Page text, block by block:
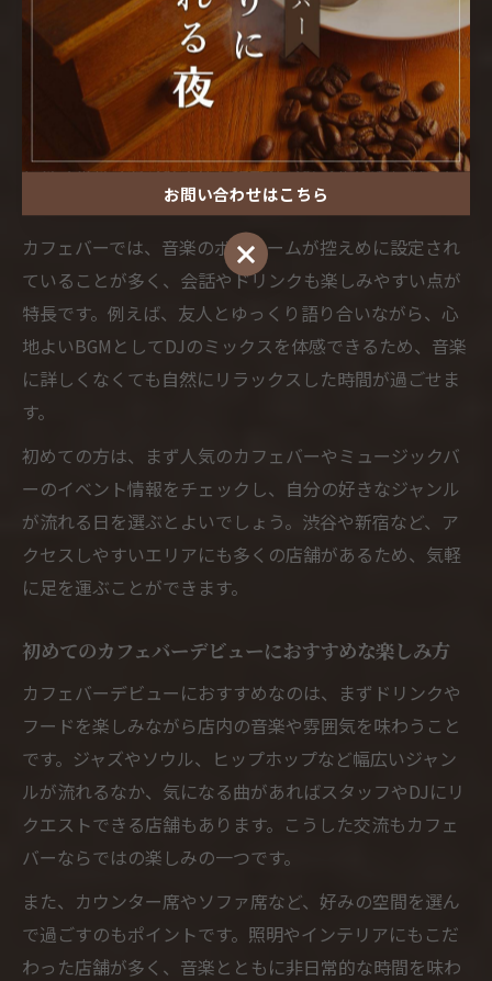
カフェバーでのDJ体験は、初めての方でも気軽に楽しめ
るのが大きな魅力です。クラブのような大音量や独特の
雰囲気に抵抗がある方でも、カフェバーなら落ち着いた
空間で音楽を満喫できます。プロのDJが選曲を担当し、
ヒップホップやジャズなど多彩なジャンルを楽しめるた
め、音楽初心者でも安心して訪れることができます。
カフェバーでは、音楽のボリュームが控えめに設定され
ていることが多く、会話やドリンクも楽しみやすい点が
特長です。例えば、友人とゆっくり語り合いながら、心
地よいBGMとしてDJのミックスを体感できるため、音楽
に詳しくなくても自然にリラックスした時間が過ごせま
す。
初めての方は、まず人気のカフェバーやミュージックバ
ーのイベント情報をチェックし、自分の好きなジャンル
が流れる日を選ぶとよいでしょう。渋谷や新宿など、ア
クセスしやすいエリアにも多くの店舗があるため、気軽
に足を運ぶことができます。
初めてのカフェバーデビューにおすすめな楽しみ方
カフェバーデビューにおすすめなのは、まずドリンクや
フードを楽しみながら店内の音楽や雰囲気を味わうこと
です。ジャズやソウル、ヒップホップなど幅広いジャン
ルが流れるなか、気になる曲があればスタッフやDJにリ
クエストできる店舗もあります。こうした交流もカフェ
バーならではの楽しみの一つです。
また、カウンター席やソファ席など、好みの空間を選ん
で過ごすのもポイントです。照明やインテリアにもこだ
わった店舗が多く、音楽とともに非日常的な時間を味わ
お問い合わせはこちら
お問い合わせはこちら